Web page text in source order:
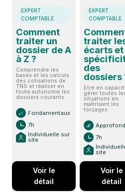
EXPERT
COMPTABLE
Comment
traiter un
dossier de A
à Z ?
Comprendre les
bases et les calculs
des cotisations de
TNS et réaliser en
toute autonomie les
dossiers courants.
Fondamentaux
7h
Individuelle sur
site
Voir le
détail
EXPERT
COMPTABLE
traiter
écarts et
des
dossiers
Etre en
gérer toutes
situations en
maîtrisant les
forçages.
7h
site
Voir le
détail